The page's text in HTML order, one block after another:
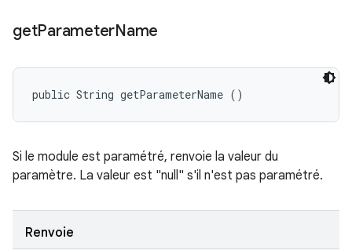
getParameterName
public String getParameterName ()
Si le module est paramétré, renvoie la valeur du
paramètre. La valeur est "null" s'il n'est pas paramétré.
Renvoie